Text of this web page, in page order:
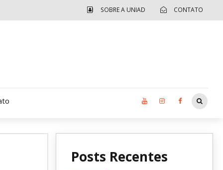
SOBRE A UNIAD CONTATO
Posts Recentes